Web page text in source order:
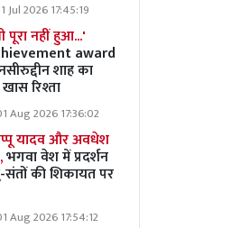
Jul 2026 17:45:19
पूरा नहीं हुआ...'
award
शाह का
रिश्ता
Aug 2026 17:36:02
यादव और अवधेश
भगवा वेश में प्रदर्शन
की शिकायत पर
Aug 2026 17:54:12